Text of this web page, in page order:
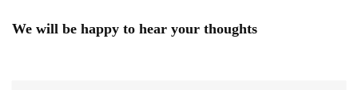
We will be happy to hear your thoughts